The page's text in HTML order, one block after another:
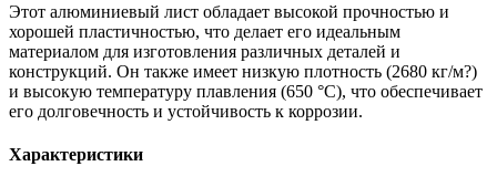
Этот алюминиевый лист обладает высокой прочностью и
хорошей пластичностью, что делает его идеальным
материалом для изготовления различных деталей и
конструкций. Он также имеет низкую плотность (2680 кг/м?)
и высокую температуру плавления (650 °C), что обеспечивает
его долговечность и устойчивость к коррозии.
Характеристики